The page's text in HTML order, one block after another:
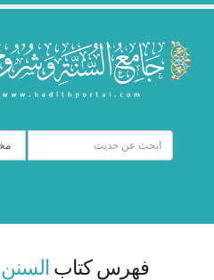
فهرس كتاب